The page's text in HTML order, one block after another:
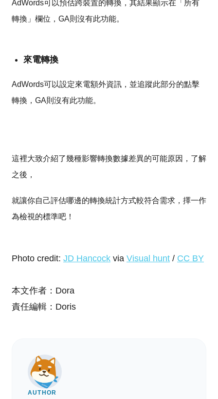
AdWords可以預估跨裝置的轉換，其結果顯示在「所有
轉換」欄位，GA則沒有此功能。
來電轉換
AdWords可以設定來電額外資訊，並追蹤此部分的點擊
轉換，GA則沒有此功能。
這裡大致介紹了幾種影響轉換數據差異的可能原因，了解
之後，
就讓你自己評估哪邊的轉換統計方式較符合需求，擇一作
為檢視的標準吧！
Photo credit: JD Hancock via Visual hunt / CC BY
本文作者：Dora
責任編輯：Doris
AUTHOR